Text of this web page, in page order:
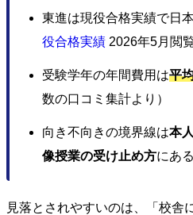
東進は現役合格実績で日
役合格実績2026年5月閲覧
受験学年の年間費用は平
数の口コミ集計より）
向き不向きの境界線は本
像授業の受け止め方にある
見落とされやすいのは、「校舎